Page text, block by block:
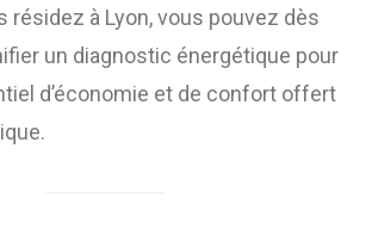
résidez à Lyon, vous pouvez dès
un diagnostic énergétique pour
d’économie et de confort offert